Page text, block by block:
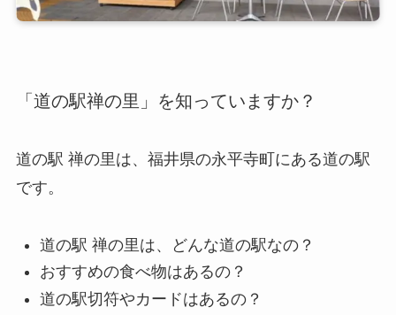
「道の駅禅の里」を知っていますか？
道の駅 禅の里は、福井県の永平寺町にある道の駅
です。
道の駅 禅の里は、どんな道の駅なの？
おすすめの食べ物はあるの？
道の駅切符やカードはあるの？